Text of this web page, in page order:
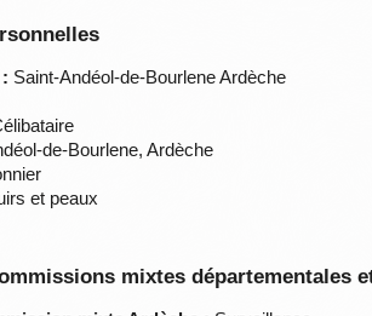
Saint-Andéol-de-Bourlene Ardèche
de-Bourlene, Ardèche
et peaux
mixtes départementales